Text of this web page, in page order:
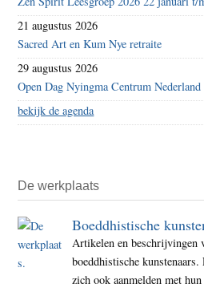
21 augustus 2026
Sacred Art en Kum Nye retraite
29 augustus 2026
Open Dag Nyingma Centrum Nederland
bekijk de agenda
De werkplaats
Boeddhistische
Artikelen en beschrijvingen
boeddhistische
zich ook aanmelden met